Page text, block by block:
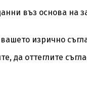
въз основа
изрично
да оттеглите